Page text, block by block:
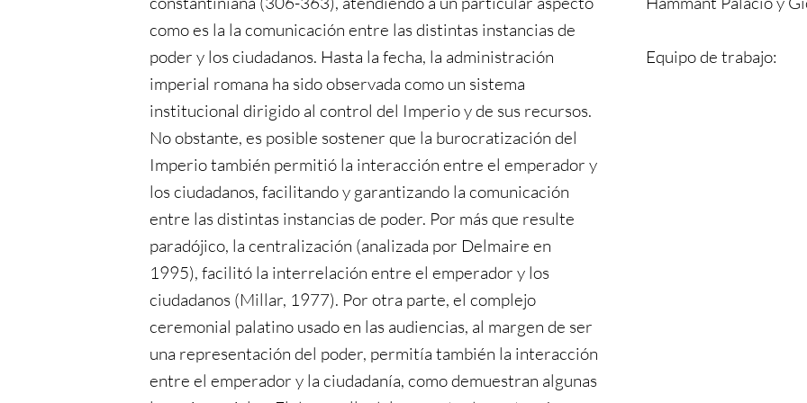
como es la la comunicación entre las distintas instancias de
poder y los ciudadanos. Hasta la fecha, la administración
imperial romana ha sido observada como un sistema
institucional dirigido al control del Imperio y de sus recursos.
No obstante, es posible sostener que la burocratización del
Imperio también permitió la interacción entre el emperador y
los ciudadanos, facilitando y garantizando la comunicación
entre las distintas instancias de poder. Por más que resulte
paradójico, la centralización (analizada por Delmaire en
1995), facilitó la interrelación entre el emperador y los
ciudadanos (Millar, 1977). Por otra parte, el complejo
ceremonial palatino usado en las audiencias, al margen de ser
una representación del poder, permitía también la interacción
entre el emperador y la ciudadanía, como demuestran algunas
Equipo de trabajo: